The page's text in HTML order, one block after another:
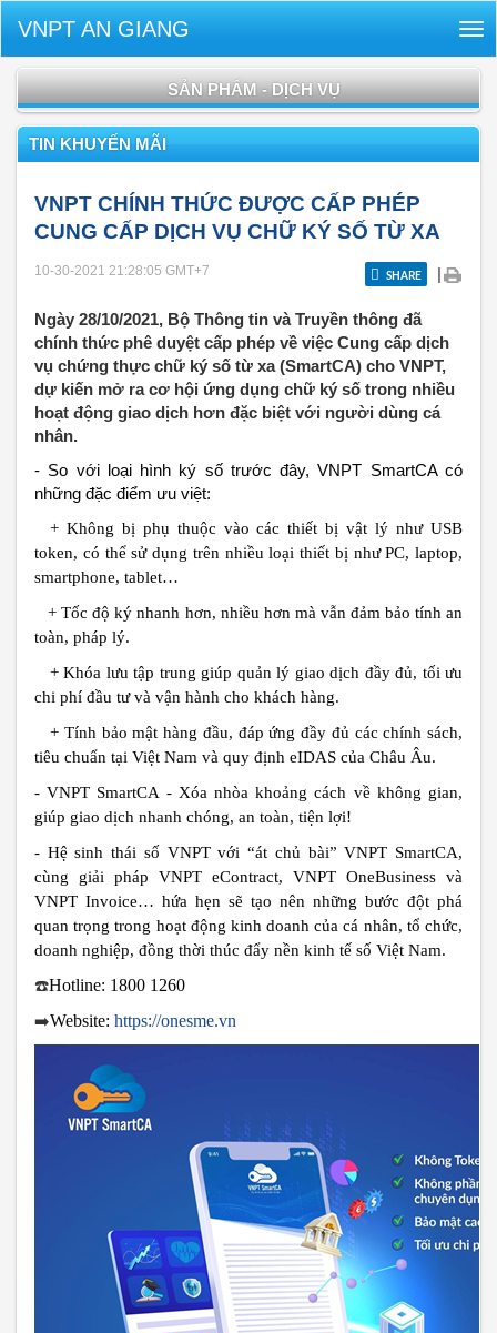
VNPT AN GIANG
SẢN PHẨM - DỊCH VỤ
TIN KHUYẾN MÃI
VNPT CHÍNH THỨC ĐƯỢC CẤP PHÉP
CUNG CẤP DỊCH VỤ CHỮ KÝ SỐ TỪ XA
10-30-2021 21:28:05 GMT+7 SHARE |
Ngày 28/10/2021, Bộ Thông tin và Truyền thông đã
chính thức phê duyệt cấp phép về việc Cung cấp dịch
vụ chứng thực chữ ký số từ xa (SmartCA) cho VNPT,
dự kiến mở ra cơ hội ứng dụng chữ ký số trong nhiều
hoạt động giao dịch hơn đặc biệt với người dùng cá
nhân.
- So với loại hình ký số trước đây, VNPT SmartCA có
những đặc điểm ưu việt:
+ Không bị phụ thuộc vào các thiết bị vật lý như USB
token, có thể sử dụng trên nhiều loại thiết bị như PC, laptop,
smartphone, tablet…
+ Tốc độ ký nhanh hơn, nhiều hơn mà vẫn đảm bảo tính an
toàn, pháp lý.
+ Khóa lưu tập trung giúp quản lý giao dịch đầy đủ, tối ưu
chi phí đầu tư và vận hành cho khách hàng.
+ Tính bảo mật hàng đầu, đáp ứng đầy đủ các chính sách,
tiêu chuẩn tại Việt Nam và quy định eIDAS của Châu Âu.
- VNPT SmartCA - Xóa nhòa khoảng cách về không gian,
giúp giao dịch nhanh chóng, an toàn, tiện lợi!
- Hệ sinh thái số VNPT với “át chủ bài” VNPT SmartCA,
cùng giải pháp VNPT eContract, VNPT OneBusiness và
VNPT Invoice… hứa hẹn sẽ tạo nên những bước đột phá
quan trọng trong hoạt động kinh doanh của cá nhân, tổ chức,
doanh nghiệp, đồng thời thúc đẩy nền kinh tế số Việt Nam.
☎️Hotline: 1800 1260
➡️Website: https://onesme.vn